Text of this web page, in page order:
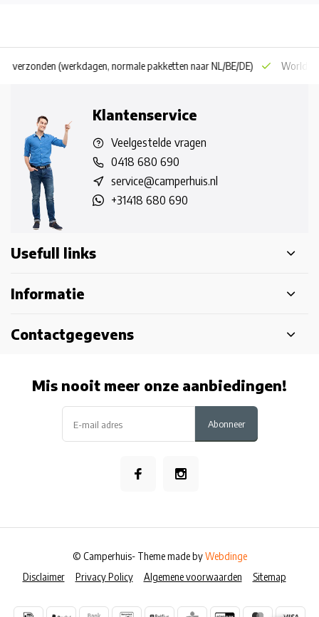
verzonden (werkdagen, normale pakketten naar NL/BE/DE) World
Klantenservice
Veelgestelde vragen
0418 680 690
service@camperhuis.nl
+31418 680 690
Usefull links
Informatie
Contactgegevens
Mis nooit meer onze aanbiedingen!
Abonneer
Disclaimer Privacy Policy Algemene voorwaarden Sitemap
© Camperhuis- Theme made byWebdinge